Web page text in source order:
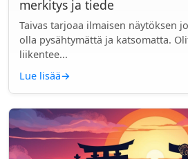
merkitys ja tiede
Taivas tarjoaa ilmaisen näytöksen
olla pysähtymättä ja katsomatta.
liikentee...
Lue lisää→